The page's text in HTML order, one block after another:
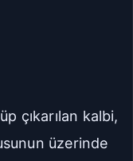
çıkarılan kalbi,
üzerinde